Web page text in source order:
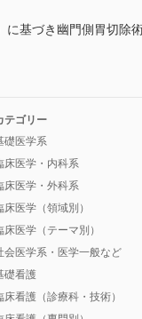
に基づき幽門側胃切除
テゴリー
礎医学系
床医学・内科系
床医学・外科系
床医学（領域別）
床医学（テーマ別）
会医学系・医学一般など
礎看護
床看護（診療科・技術）